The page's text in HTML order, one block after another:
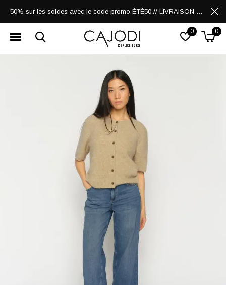
0 0
50% sur les soldes avec le code promo ÉTÉ50 // LIVRAISON GRATUITE POUR LES ACHATS DE 250$ ET PLUS